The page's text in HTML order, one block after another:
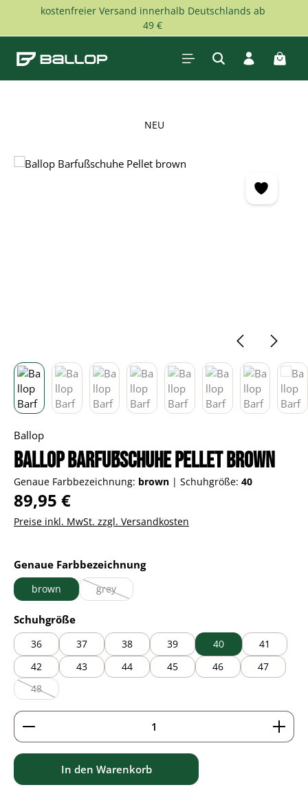
Zum Hauptinhalt springen
kostenfreier Versand innerhalb Deutschlands ab
49 €
NEU
Bildergalerie überspringen
Ballop
Ballop Barfußschuhe Pellet brown
Genaue Farbbezeichnung: brown | Schuhgröße: 40
Regulärer Preis:
89,95 €
Preise inkl. MwSt. zzgl. Versandkosten
Genaue Farbbezeichnungauswählen
brown grey
(Diese Option ist zurzeit nicht verfügbar.)
Schuhgrößeauswählen
36 37 38 39 40
41
42
43 44 45 46
47
48
(Diese Option ist zurzeit nicht verfügbar.)
Produkt Anzahl: Gib den gewünschten Wert ein
In den Warenkorb